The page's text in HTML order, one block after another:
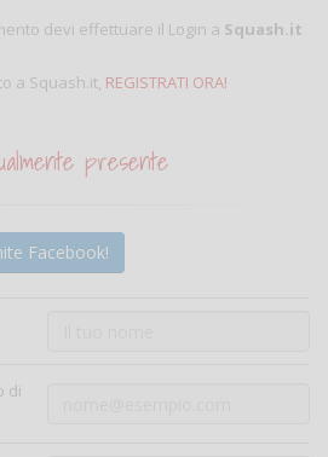
devi effettuare il Login a Squash.it
a Squash.it, REGISTRATI ORA!
presente
Facebook!
di